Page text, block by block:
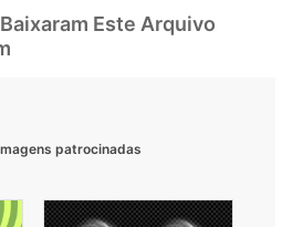
Este Arquivo
patrocinadas